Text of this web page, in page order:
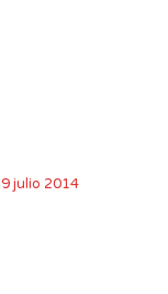
9 julio 2014